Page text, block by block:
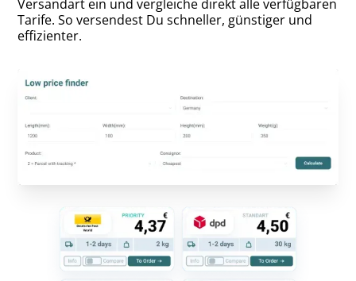
Versandart ein und vergleiche direkt alle verfügbaren
Tarife. So versendest Du schneller, günstiger und
effizienter.